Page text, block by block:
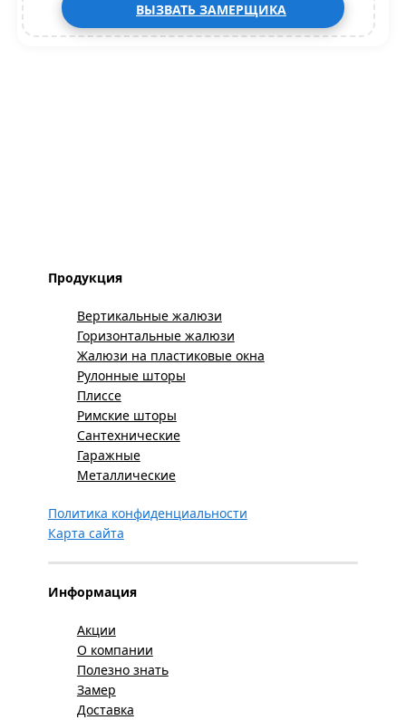
ВЫЗВАТЬ ЗАМЕРЩИКА
Продукция
Вертикальные жалюзи
Горизонтальные жалюзи
Жалюзи на пластиковые окна
Рулонные шторы
Плиссе
Римские шторы
Сантехнические
Гаражные
Металлические
Политика конфиденциальности
Карта сайта
Информация
Акции
О компании
Полезно знать
Замер
Доставка